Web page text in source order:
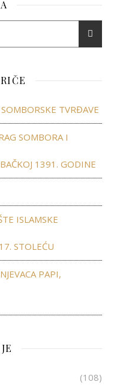
TVRĐAVE
SOMBORA I
1391. GODINE
ISLAMSKE
STOLEĆU
PAPI,
(108)